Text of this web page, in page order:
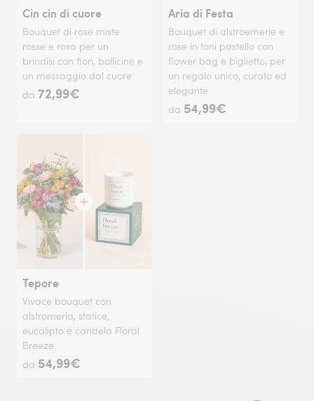
Cin cin di cuore
Bouquet di rose miste
rosse e rosa per un
brindisi con fiori, bollicine e
un messaggio dal cuore
da 72,99€
Aria di Festa
Bouquet di alstroemerie e
rose in toni pastello con
flower bag e biglietto, per
un regalo unico, curato ed
elegante​
da 54,99€
Tepore
Vivace bouquet con
alstromeria, statice,
eucalipto e candela Floral
Breeze
da 54,99€